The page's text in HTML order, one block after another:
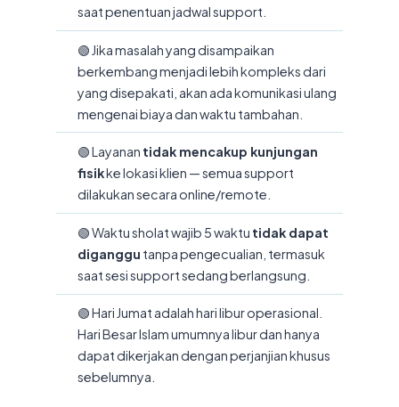
saat penentuan jadwal support.
🟢 Jika masalah yang disampaikan
berkembang menjadi lebih kompleks dari
yang disepakati, akan ada komunikasi ulang
mengenai biaya dan waktu tambahan.
🟢 Layanan tidak mencakup kunjungan
fisikke lokasi klien — semua support
dilakukan secara online/remote.
🟢 Waktu sholat wajib 5 waktu tidak dapat
diganggu tanpa pengecualian, termasuk
saat sesi support sedang berlangsung.
🟢 Hari Jumat adalah hari libur operasional.
Hari Besar Islam umumnya libur dan hanya
dapat dikerjakan dengan perjanjian khusus
sebelumnya.